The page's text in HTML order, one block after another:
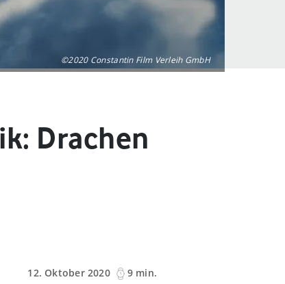
©2020 Constantin Film Verleih GmbH
Drachen
12. Oktober 2020
9 min.